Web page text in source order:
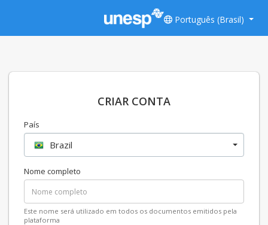
Português (Brasil)
CRIAR CONTA
País
Brazil
Nome completo
Este nome será utilizado em todos os documentos emitidos pela
plataforma